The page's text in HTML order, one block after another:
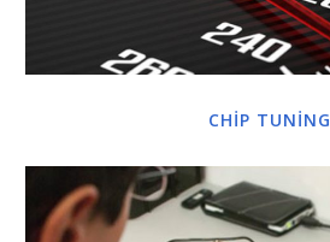
CHİP TUNİNG